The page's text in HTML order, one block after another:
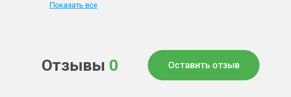
Показать все
Отзывы 0 Оставить отзыв